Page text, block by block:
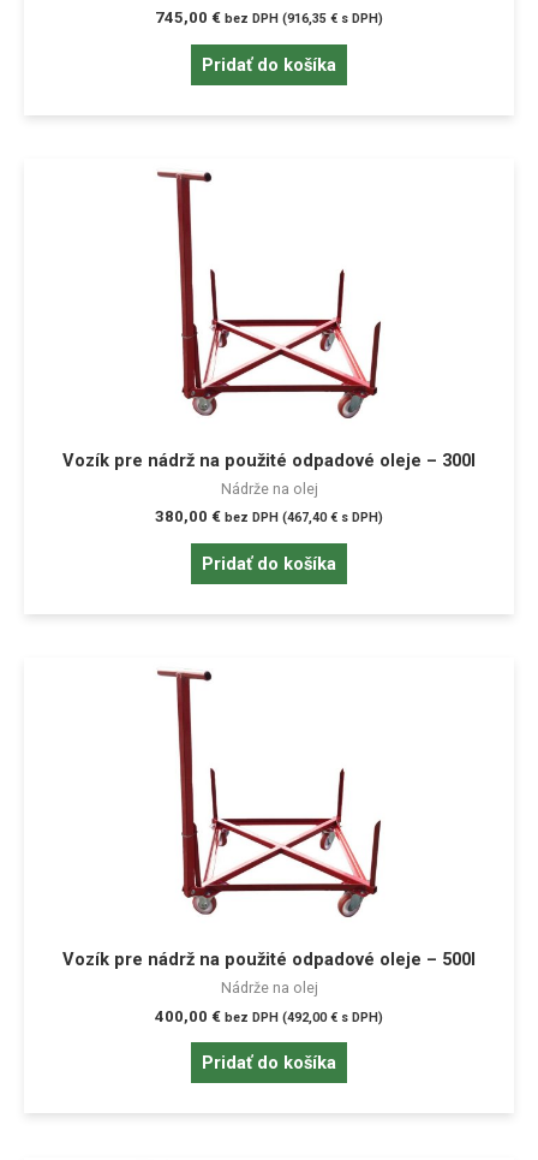
745,00 € bez DPH (916,35 € s DPH)
Pridať do košíka
Vozík pre nádrž na použité odpadové oleje – 300l
Nádrže na olej
380,00 € bez DPH (467,40€ s DPH)
Pridať do košíka
Vozík pre nádrž na použité odpadové oleje – 500l
Nádrže na olej
400,00 € bez DPH (492,00€ s DPH)
Pridať do košíka